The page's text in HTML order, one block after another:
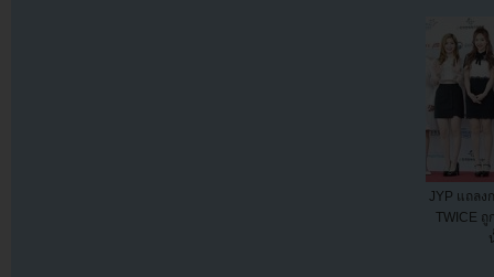
JYP แถลง
TWICE